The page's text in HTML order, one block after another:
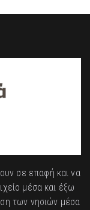
σε επαφή και να
μέσα και έξω
των νησιών μέσα